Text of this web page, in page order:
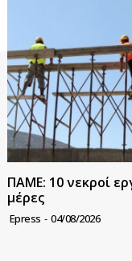
ΠΑΜΕ: 10 νεκροί
μέρες
Epress - 04/08/2026